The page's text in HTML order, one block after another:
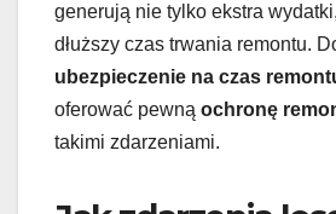
generują nie tylko ekstra
dłuższy czas trwania remontu.
ubezpieczenie na czas
oferować pewną ochronę
takimi zdarzeniami.